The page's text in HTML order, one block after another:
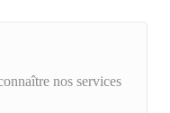
nos services